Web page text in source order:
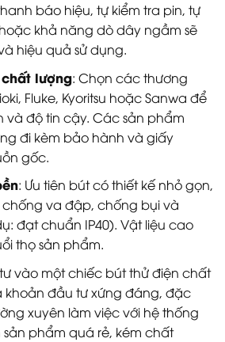
báo hiệu, tự kiểm tra pin, tự
khả năng dò dây ngầm sẽ
hiệu quả sử dụng.
lượng: Chọn các thương
Fluke, Kyoritsu hoặc Sanwa để
độ tin cậy. Các sản phẩm
đi kèm bảo hành và giấy
gốc.
: Ưu tiên bút có thiết kế nhỏ gọn,
va đập, chống bụi và
đạt chuẩn IP40). Vật liệu cao
thọ sản phẩm.
vào một chiếc bút thử điện chất
khoản đầu tư xứng đáng, đặc
xuyên làm việc với hệ thống
sản phẩm quá rẻ, kém chất